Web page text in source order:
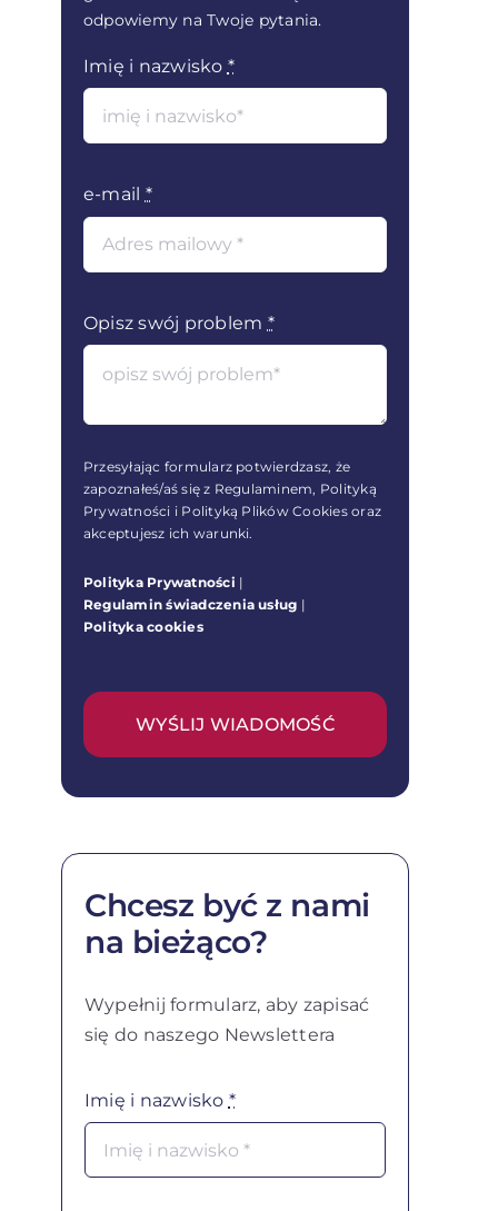
odpowiemy na Twoje pytania.
Imię i nazwisko *
e-mail *
Opisz swój problem *
Przesyłając formularz potwierdzasz, że
zapoznałeś/aś się z Regulaminem, Polityką
Prywatności i Polityką Plików Cookies oraz
akceptujesz ich warunki.
Polityka Prywatności |
Regulamin świadczenia usług |
Polityka cookies
WYŚLIJ WIADOMOŚĆ
Chcesz być z nami
na bieżąco?
Wypełnij formularz, aby zapisać
się do naszego Newslettera
Imię i nazwisko *